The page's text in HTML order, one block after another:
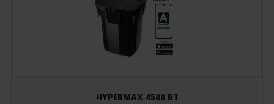
HYPERMAX 4500 BT